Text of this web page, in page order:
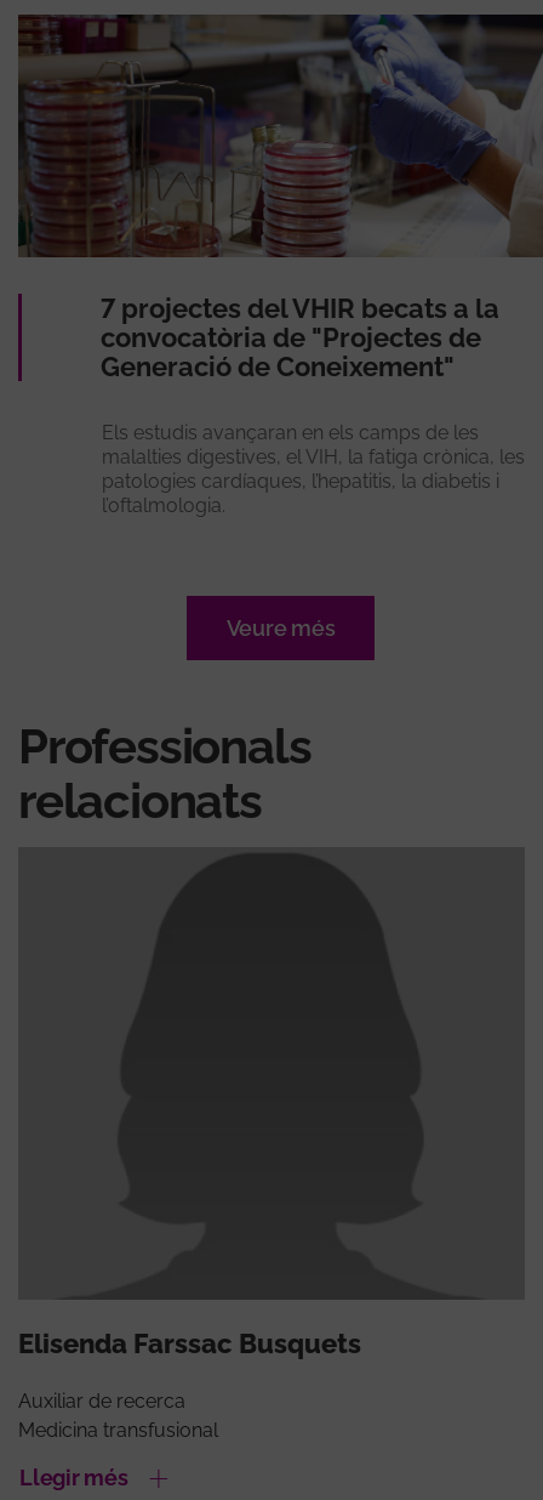
7 projectes del VHIR becats a la
convocatòria de "Projectes de
Generació de Coneixement"
Els estudis avançaran en els camps de les
malalties digestives, el VIH, la fatiga crònica, les
patologies cardíaques, l’hepatitis, la diabetis i
l’oftalmologia.
Veure més
Professionals
relacionats
Elisenda Farssac Busquets
Auxiliar de recerca
Medicina transfusional
Llegir més